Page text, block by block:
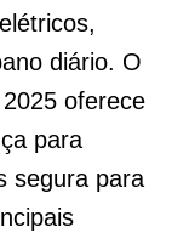
diário. O
oferece
para
segura para